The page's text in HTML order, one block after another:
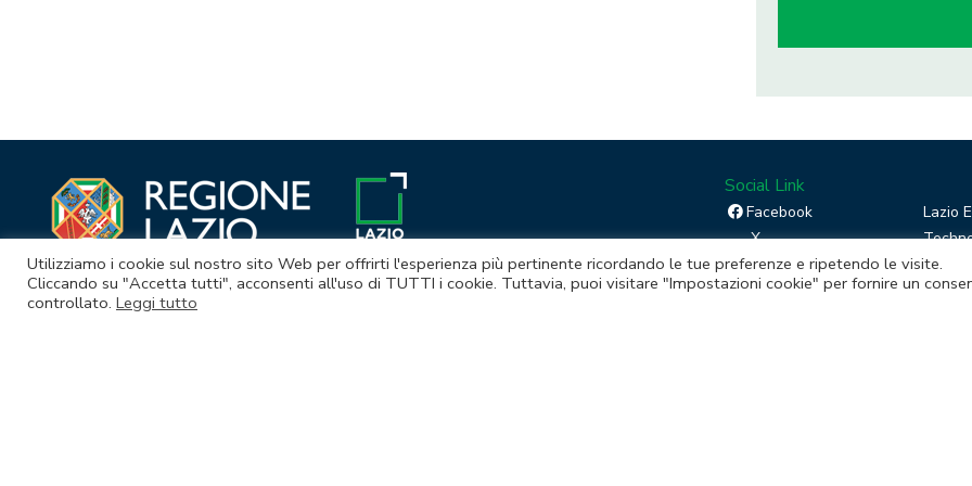
Social Link
Facebook
X
Linkedin
RSS
Lazio
Boost
Utilizziamo i cookie sul nostro sito Web per offrirti l'esperienza più pertinente ricordando le tue preferenze e ripetendo le visite.
Cliccando su "Accetta tutti", acconsenti all'uso di TUTTI i cookie. Tuttavia, puoi visitare "Impostazioni cookie" per fornire un
controllato. Leggi tutto